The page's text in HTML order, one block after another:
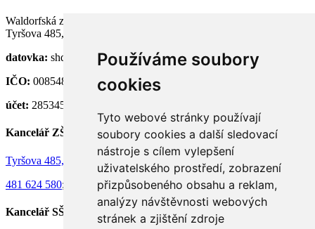
Používáme soubory
cookies
Tyto webové stránky používají
soubory cookies a další sledovací
nástroje s cílem vylepšení
uživatelského prostředí, zobrazení
přizpůsobeného obsahu a reklam,
analýzy návštěvnosti webových
stránek a zjištění zdroje
Waldorfská základní a střední škola Semily, p. o.
Tyršova 485, 513 01 Semily
datovka: shdknnh
IČO: 00854824
účet: 28534581/0100
Kancelář ZŠ
Tyršova 485, 513 01 Semily
481 624 580; 736 130 073
Kancelář SŠ